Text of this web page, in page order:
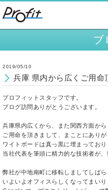
ブ
2019/05/10
兵庫 県内から広くご用命
プロフィットスタッフです。
ブログ訪問ありがとうございます。
兵庫県内広くから、また関西方面か
ご用命を頂きまして、まことにあり
ワイトボードは真っ黒に埋まっており
当社代表を筆頭に精力的な技術者が
弊社が中地南町に移転しましてしば
いよいよオフィスらしくなってまいり